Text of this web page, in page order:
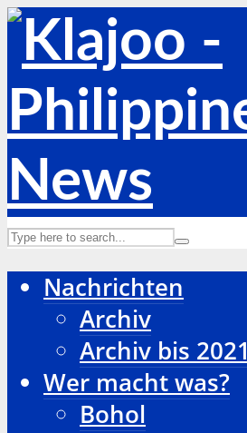
Nachrichten
Archiv
Archiv bis 2021
Wer macht was?
Bohol